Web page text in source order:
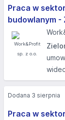
Praca w
budowlanym -
Praca w
Dodana 3 sierpnia